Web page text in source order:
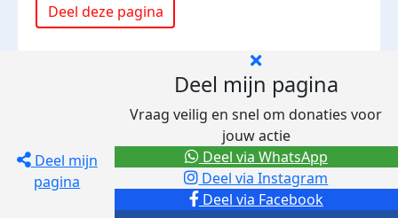
Deel deze pagina
Deel mijn
pagina
Deel mijn pagina
Vraag veilig en snel om donaties voor
jouw actie
Deel via Facebook
Deel via Instagram
Deel via WhatsApp